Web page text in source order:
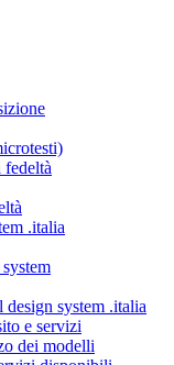
fedeltà
.italia
system .italia
e servizi
dei modelli